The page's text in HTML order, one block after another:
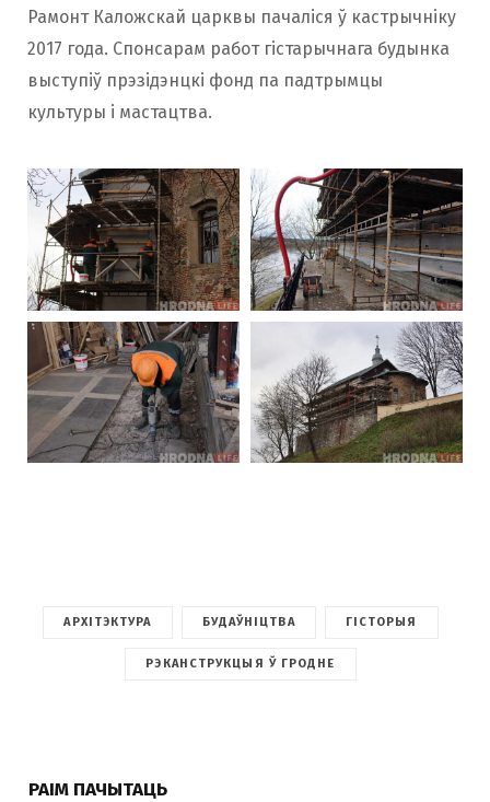
Рамонт Каложскай царквы пачаліся ў кастрычніку
2017 года. Спонсарам работ гістарычнага будынка
выступіў прэзідэнцкі фонд па падтрымцы
культуры і мастацтва.
АРХІТЭКТУРА БУДАЎНІЦТВА ГІСТОРЫЯ
РЭКАНСТРУКЦЫЯ Ў ГРОДНЕ
РАІМ ПАЧЫТАЦЬ